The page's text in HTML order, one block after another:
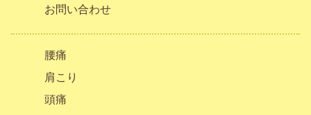
お問い合わせ
腰痛
肩こり
頭痛